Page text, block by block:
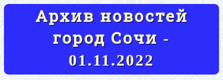
Архив новостей
город Сочи -
01.11.2022